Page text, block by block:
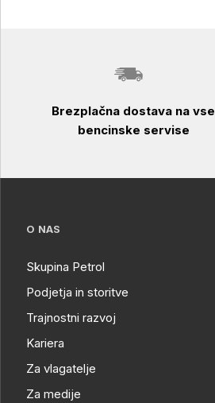
Brezplačna dostava na vse
bencinske servise
O NAS
Skupina Petrol
Podjetja in storitve
Trajnostni razvoj
Kariera
Za vlagatelje
Za medije